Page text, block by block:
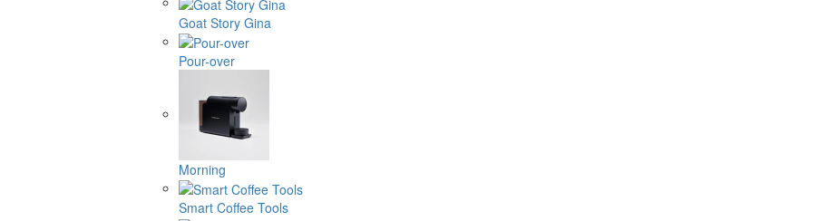
Goat Story Gina
Pour-over
Morning
Smart Coffee Tools